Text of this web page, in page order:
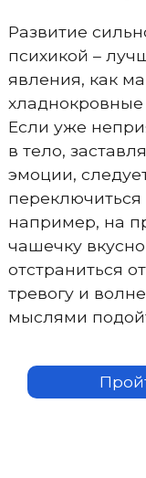
Развитие
психикой –
явления, как
хладнокровные
Если уже
в тело,
эмоции,
например, на
чашечку
отстраниться
тревогу и
мыслями